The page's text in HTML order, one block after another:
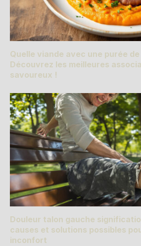
Quelle viande avec une purée
Découvrez les meilleures
savoureux !
Douleur talon gauche
causes et solutions possibles
inconfort